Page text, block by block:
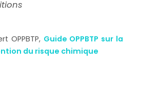
OPPBTP, Guide OPPBTP sur la
du risque chimique